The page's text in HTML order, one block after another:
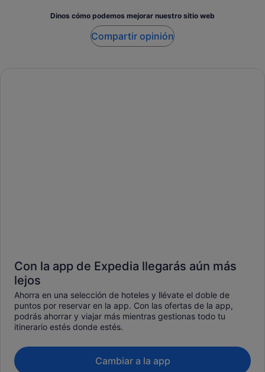
Dinos cómo podemos mejorar nuestro sitio web
Compartir opinión
Con la app de Expedia llegarás aún más
lejos
Ahorra en una selección de hoteles y llévate el doble de
puntos por reservar en la app. Con las ofertas de la app,
podrás ahorrar y viajar más mientras gestionas todo tu
itinerario estés donde estés.
Cambiar a la app